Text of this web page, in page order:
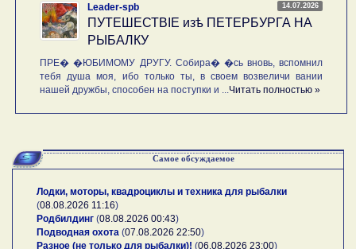
14.07.2026
Leader-spb
ПУТЕШЕСТВIE изѣ ПЕТЕРБУРГА НА
РЫБАЛКУ
ПРЕ� �ЮБИМОМУ ДРУГУ. Собира� �сь вновь, вспомнил
тебя душа моя, ибо только ты, в своем возвеличи вании
нашей дружбы, способен на поступки и ...Читать полностью »
Самое обсуждаемое
Лодки, моторы, квадроциклы и техника для рыбалки
(08.08.2026 11:16)
Родбилдинг (08.08.2026 00:43)
Подводная охота (07.08.2026 22:50)
Разное (не только для рыбалки)! (06.08.2026 23:00)